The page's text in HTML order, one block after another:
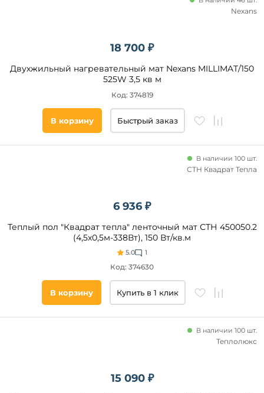
18 700 ₽
Двухжильный нагревательный мат Nexans MILLIMAT/150
525W 3,5 кв м
Код: 374819
Nexans
В корзину Быстрый заказ
6 936 ₽
Теплый пол "Квадрат тепла" ленточный мат СТН 450050.2
(4,5х0,5м-338Вт), 150 Вт/кв.м
5.0 1
В наличии 100 шт.
Код: 374630
СТН Квадрат Тепла
В корзину Купить в 1 клик
15 090 ₽
В наличии 100 шт.
Теплолюкс